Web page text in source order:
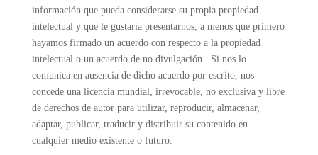
información que pueda considerarse su propia propiedad
intelectual y que le gustaría presentarnos, a menos que primero
hayamos firmado un acuerdo con respecto a la propiedad
intelectual o un acuerdo de no divulgación. Si nos lo
comunica en ausencia de dicho acuerdo por escrito, nos
concede una licencia mundial, irrevocable, no exclusiva y libre
de derechos de autor para utilizar, reproducir, almacenar,
adaptar, publicar, traducir y distribuir su contenido en
cualquier medio existente o futuro.